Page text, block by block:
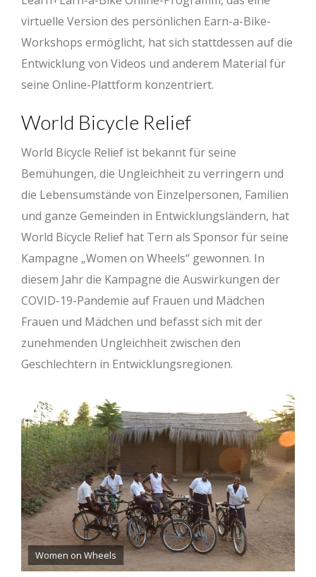
virtuelle Version des persönlichen Earn-a-Bike-
Workshops ermöglicht, hat sich stattdessen auf die
Entwicklung von Videos und anderem Material für
seine Online-Plattform konzentriert.
World Bicycle Relief
World Bicycle Relief ist bekannt für seine
Bemühungen, die Ungleichheit zu verringern und
die Lebensumstände von Einzelpersonen, Familien
und ganze Gemeinden in Entwicklungsländern, hat
World Bicycle Relief hat Tern als Sponsor für seine
Kampagne „Women on Wheels“ gewonnen. In
diesem Jahr die Kampagne die Auswirkungen der
COVID-19-Pandemie auf Frauen und Mädchen
Frauen und Mädchen und befasst sich mit der
zunehmenden Ungleichheit zwischen den
Geschlechtern in Entwicklungsregionen.
Women on Wheels